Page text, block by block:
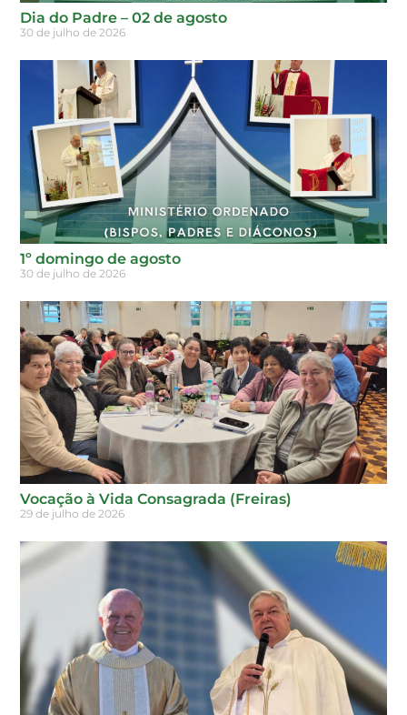
Dia do Padre – 02 de agosto
30 de julho de 2026
1º domingo de agosto
30 de julho de 2026
Vocação à Vida Consagrada (Freiras)
29 de julho de 2026